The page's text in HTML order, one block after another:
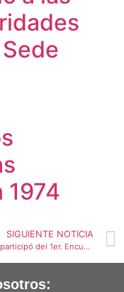
1974
SIGUIENTE NOTICIA
FECOFE participó del 1er. Encuentro del Polo Cooperativo de la región de Cuyo